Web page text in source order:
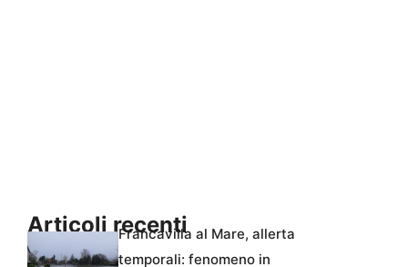
Articoli recentiFrancavilla al Mare, allerta
temporali: fenomeno in